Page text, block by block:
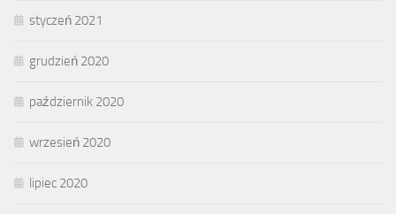
styczeń 2021
grudzień 2020
październik 2020
wrzesień 2020
lipiec 2020